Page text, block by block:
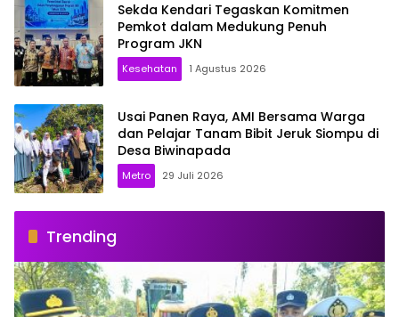
Sekda Kendari Tegaskan Komitmen
Pemkot dalam Medukung Penuh
Program JKN
Kesehatan 1 Agustus 2026
Usai Panen Raya, AMI Bersama Warga
dan Pelajar Tanam Bibit Jeruk Siompu di
Desa Biwinapada
Metro 29 Juli 2026
Trending